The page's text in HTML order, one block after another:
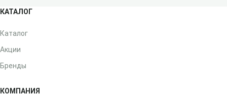
КАТАЛОГ
Каталог
Акции
Бренды
КОМПАНИЯ